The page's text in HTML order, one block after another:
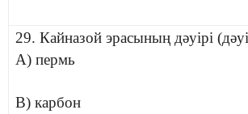
29. Кайназой эрасының дәуірі
A) пермь
B) карбон